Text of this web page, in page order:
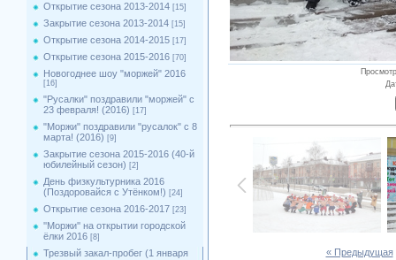
Открытие сезона 2013-2014 [15]
Закрытие сезона 2013-2014 [15]
Открытие сезона 2014-2015 [17]
Открытие сезона 2015-2016 [70]
Новогоднее шоу "моржей" 2016
[16]
"Русалки" поздравили "моржей" с
23 февраля! (2016) [17]
"Моржи" поздравили "русалок" с 8
марта! (2016) [9]
Закрытие сезона 2015-2016 (40-й
юбилейный сезон) [2]
День физкультурника 2016
(Поздоровайся с Утёнком!) [24]
Открытие сезона 2016-2017 [23]
''Моржи'' на открытии городской
ёлки 2016 [8]
Трезвый закал-пробег (1 января
« Предыдущая